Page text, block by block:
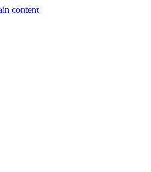
content